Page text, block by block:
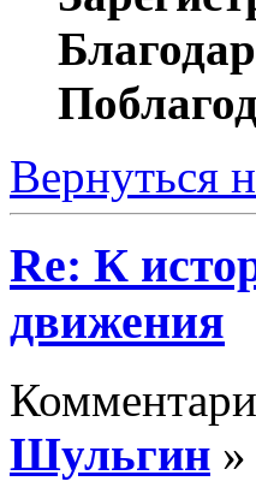
Вернуться
Re: К
движения
Шульгин